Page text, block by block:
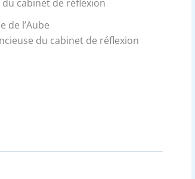
cabinet de réflexion
de l’Aube
du cabinet de réflexion